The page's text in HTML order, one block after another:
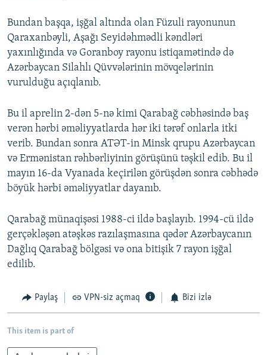
Bundan başqa, işğal altında olan Füzuli rayonunun
Qaraxanbəyli, Aşağı Seyidəhmədli kəndləri
yaxınlığında və Goranboy rayonu istiqamətində də
Azərbaycan Silahlı Qüvvələrinin mövqelərinin
vurulduğu açıqlanıb.
Bu il aprelin 2-dən 5-nə kimi Qarabağ cəbhəsində baş
verən hərbi əməliyyatlarda hər iki tərəf onlarla itki
verib. Bundan sonra ATƏT-in Minsk qrupu Azərbaycan
və Ermənistan rəhbərliyinin görüşünü təşkil edib. Bu il
mayın 16-da Vyanada keçirilən görüşdən sonra cəbhədə
böyük hərbi əməliyyatlar dayanıb.
Qarabağ münaqişəsi 1988-ci ildə başlayıb. 1994-cü ildə
gerçəkləşən atəşkəs razılaşmasına qədər Azərbaycanın
Dağlıq Qarabağ bölgəsi və ona bitişik 7 rayon işğal
edilib.
Paylaş VPN-siz açmaq Bizi izlə
This item is part of